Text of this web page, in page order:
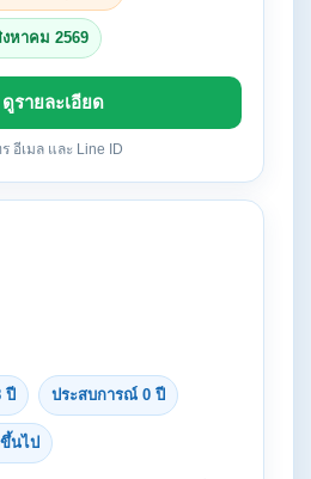
หาคม 2569
ดูรายละเอียด
อีเมล และ Line ID
ปี ประสบการณ์ 0 ปี
ขึ้นไป